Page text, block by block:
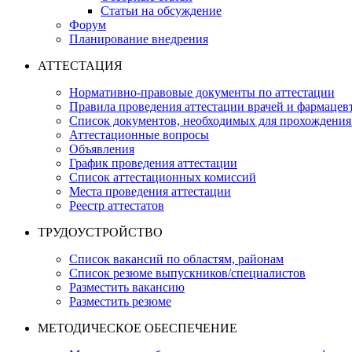
Статьи на обсуждение
Форум
Планирование внедрения
АТТЕСТАЦИЯ
Нормативно-правовые документы по аттестации
Правила проведения аттестации врачей и
Список документов, необходимых для прохождения
Аттестационные вопросы
Объявления
График проведения аттестации
Список аттестационных комиссий
Места проведения аттестации
Реестр аттестатов
ТРУДОУСТРОЙСТВО
Список вакансий по областям, районам
Список резюме выпускников/специалистов
Разместить вакансию
Разместить резюме
МЕТОДИЧЕСКОЕ ОБЕСПЕЧЕНИЕ